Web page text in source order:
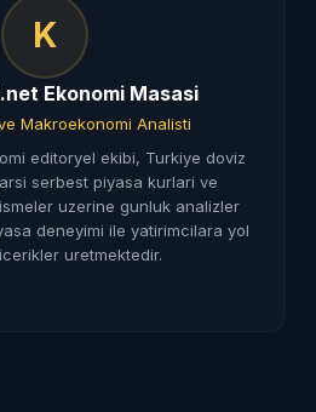
K
Ekonomi Masasi
Makroekonomi Analisti
editoryel ekibi, Turkiye doviz
serbest piyasa kurlari ve
uzerine gunluk analizler
deneyimi ile yatirimcilara yol
uretmektedir.